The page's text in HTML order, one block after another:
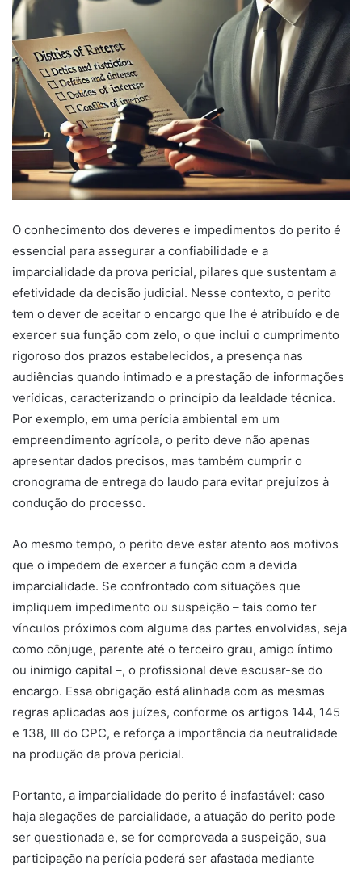
O conhecimento dos deveres e impedimentos do perito é
essencial para assegurar a confiabilidade e a
imparcialidade da prova pericial, pilares que sustentam a
efetividade da decisão judicial. Nesse contexto, o perito
tem o dever de aceitar o encargo que lhe é atribuído e de
exercer sua função com zelo, o que inclui o cumprimento
rigoroso dos prazos estabelecidos, a presença nas
audiências quando intimado e a prestação de informações
verídicas, caracterizando o princípio da lealdade técnica.
Por exemplo, em uma perícia ambiental em um
empreendimento agrícola, o perito deve não apenas
apresentar dados precisos, mas também cumprir o
cronograma de entrega do laudo para evitar prejuízos à
condução do processo.
Ao mesmo tempo, o perito deve estar atento aos motivos
que o impedem de exercer a função com a devida
imparcialidade. Se confrontado com situações que
impliquem impedimento ou suspeição – tais como ter
vínculos próximos com alguma das partes envolvidas, seja
como cônjuge, parente até o terceiro grau, amigo íntimo
ou inimigo capital –, o profissional deve escusar-se do
encargo. Essa obrigação está alinhada com as mesmas
regras aplicadas aos juízes, conforme os artigos 144, 145
e 138, III do CPC, e reforça a importância da neutralidade
na produção da prova pericial.
Portanto, a imparcialidade do perito é inafastável: caso
haja alegações de parcialidade, a atuação do perito pode
ser questionada e, se for comprovada a suspeição, sua
participação na perícia poderá ser afastada mediante